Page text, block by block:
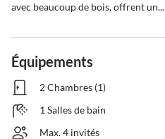
avec beaucoup de bois, offrent un...
Équipements
2 Chambres (1)
1 Salles de bain
Max. 4 invités